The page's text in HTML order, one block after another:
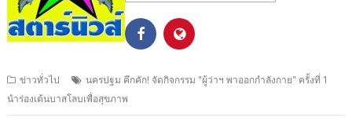
ข่าวทั่วไป
นครปฐม คึกคัก! จัดกิจกรรม "ผู้ว่าฯ พาออกกำลังกาย" ครั้งที่ 1
นำร่องเต้นบาสโลบเพื่อสุขภาพ